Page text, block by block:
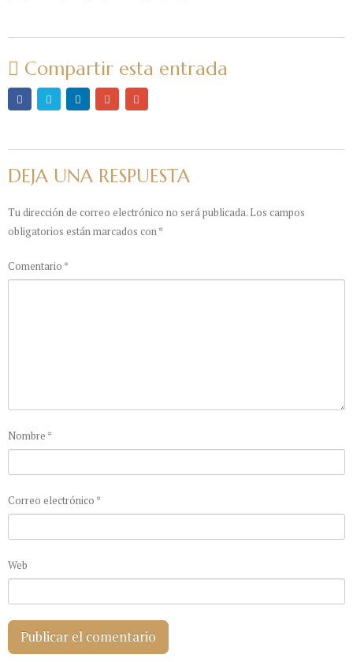
Compartir esta entrada
DEJA UNA RESPUESTA
Tu dirección de correo electrónico no será publicada. Los campos
obligatorios están marcados con*
Comentario *
Nombre *
Correo electrónico *
Web